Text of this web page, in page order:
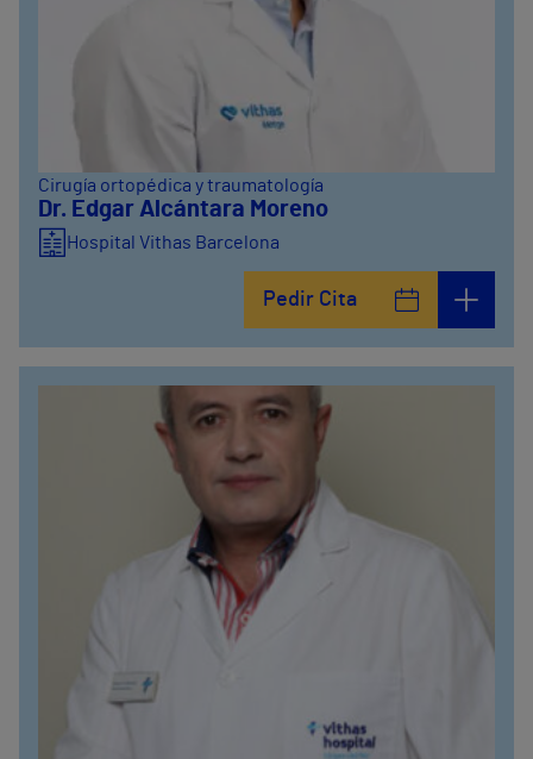
Cirugía ortopédica y traumatología
Dr. Edgar Alcántara Moreno
Hospital Vithas Barcelona
Pedir Cita